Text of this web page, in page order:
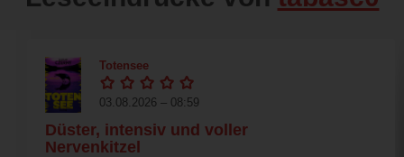
Totensee
03.08.2026 – 08:59
Düster, intensiv und voller
Nervenkitzel